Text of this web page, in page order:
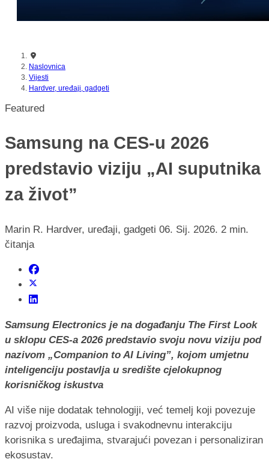
Naslovnica
Vijesti
Hardver, uređaji, gadgeti
Featured
Samsung na CES-u 2026
predstavio viziju „AI suputnika
za život”
Marin R. Hardver, uređaji, gadgeti 06. Sij. 2026. 2 min.
čitanja
Samsung Electronics je na događanju The First Look
u sklopu CES-a 2026 predstavio svoju novu viziju pod
nazivom „Companion to AI Living”, kojom umjetnu
inteligenciju postavlja u središte cjelokupnog
korisničkog iskustva
AI više nije dodatak tehnologiji, već temelj koji povezuje
razvoj proizvoda, usluga i svakodnevnu interakciju
korisnika s uređajima, stvarajući povezan i personaliziran
ekosustav.